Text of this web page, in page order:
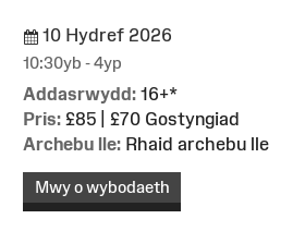
10 Hydref 2026
10:30yb - 4yp
Addasrwydd: 16+*
Pris: £85 | £70 Gostyngiad
Archebu lle: Rhaid archebu lle
Mwy o wybodaeth